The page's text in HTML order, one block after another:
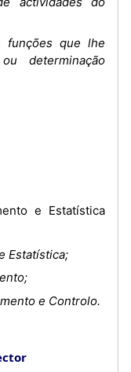
funções que lhe
determinação
e Estatística
Estatística;
e Controlo.